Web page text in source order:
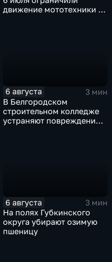
движение мототехники в
6 августа
3 мин
В Белгородском
строительном колледже
устраняют повреждения
6 августа
3 мин
На полях Губкинского
округа убирают озимую
пшеницу